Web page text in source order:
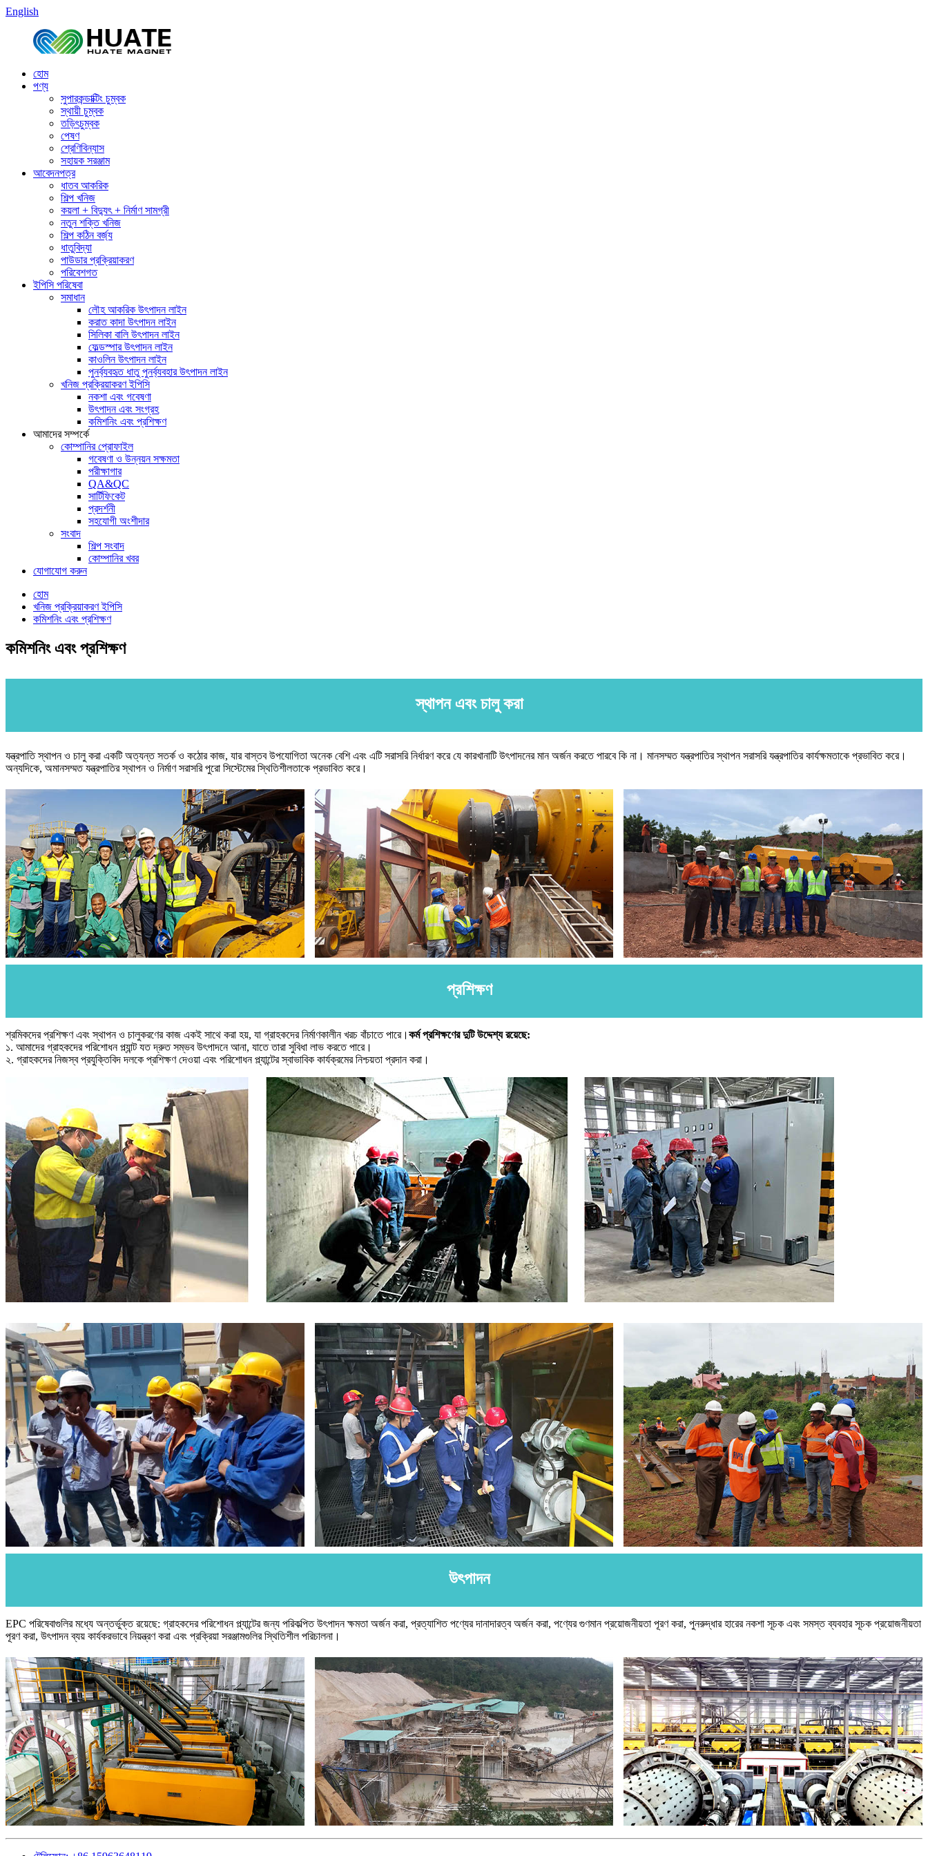
English
হোম
পণ্য
সুপারকন্ডাক্টিং চুম্বক
স্থায়ী চুম্বক
তড়িৎচুম্বক
পেষণ
শ্রেণিবিন্যাস
সহায়ক সরঞ্জাম
আবেদনপত্র
ধাতব আকরিক
শিল্প খনিজ
কয়লা + বিদ্যুৎ + নির্মাণ সামগ্রী
নতুন শক্তি খনিজ
শিল্প কঠিন বর্জ্য
ধাতুবিদ্যা
পাউডার প্রক্রিয়াকরণ
পরিবেশগত
ইপিসি পরিষেবা
সমাধান
লৌহ আকরিক উৎপাদন লাইন
করাত কাদা উৎপাদন লাইন
সিলিকা বালি উৎপাদন লাইন
ফেল্ডস্পার উৎপাদন লাইন
কাওলিন উৎপাদন লাইন
পুনর্ব্যবহৃত ধাতু পুনর্ব্যবহার উৎপাদন লাইন
খনিজ প্রক্রিয়াকরণ ইপিসি
নকশা এবং গবেষণা
উৎপাদন এবং সংগ্রহ
কমিশনিং এবং প্রশিক্ষণ
আমাদের সম্পর্কে
কোম্পানির প্রোফাইল
গবেষণা ও উন্নয়ন সক্ষমতা
পরীক্ষাগার
QA&QC
সার্টিফিকেট
প্রদর্শনী
সহযোগী অংশীদার
সংবাদ
শিল্প সংবাদ
কোম্পানির খবর
যোগাযোগ করুন
হোম
খনিজ প্রক্রিয়াকরণ ইপিসি
কমিশনিং এবং প্রশিক্ষণ
কমিশনিং এবং প্রশিক্ষণ
স্থাপন এবং চালু করা
যন্ত্রপাতি স্থাপন ও চালু করা একটি অত্যন্ত সতর্ক ও কঠোর কাজ, যার বাস্তব উপযোগিতা অনেক বেশি এবং এটি সরাসরি নির্ধারণ করে যে কারখানাটি উৎপাদনের মান অর্জন করতে পারবে কি না। মানসম্মত যন্ত্রপাতির স্থাপন সরাসরি যন্ত্রপাতির কার্যক্ষমতাকে প্রভাবিত করে।
অন্যদিকে, অমানসম্মত যন্ত্রপাতির স্থাপন ও নির্মাণ সরাসরি পুরো সিস্টেমের স্থিতিশীলতাকে প্রভাবিত করে।
প্রশিক্ষণ
শ্রমিকদের প্রশিক্ষণ এবং স্থাপন ও চালুকরণের কাজ একই সাথে করা হয়, যা গ্রাহকদের নির্মাণকালীন খরচ বাঁচাতে পারে। কর্ম প্রশিক্ষণের দুটি উদ্দেশ্য রয়েছে:
১. আমাদের গ্রাহকদের পরিশোধন প্ল্যান্ট যত দ্রুত সম্ভব উৎপাদনে আনা, যাতে তারা সুবিধা লাভ করতে পারে।
২. গ্রাহকদের নিজস্ব প্রযুক্তিবিদ দলকে প্রশিক্ষণ দেওয়া এবং পরিশোধন প্ল্যান্টের স্বাভাবিক কার্যক্রমের নিশ্চয়তা প্রদান করা।
উৎপাদন
EPC পরিষেবাগুলির মধ্যে অন্তর্ভুক্ত রয়েছে: গ্রাহকদের পরিশোধন প্ল্যান্টের জন্য পরিকল্পিত উৎপাদন ক্ষমতা অর্জন করা, প্রত্যাশিত পণ্যের দানাদারত্ব অর্জন করা, পণ্যের গুণমান প্রয়োজনীয়তা পূরণ করা, পুনরুদ্ধার হারের নকশা সূচক এবং সমস্ত ব্যবহার সূচক প্রয়োজনীয়তা
পূরণ করা, উৎপাদন ব্যয় কার্যকরভাবে নিয়ন্ত্রণ করা এবং প্রক্রিয়া সরঞ্জামগুলির স্থিতিশীল পরিচালনা।